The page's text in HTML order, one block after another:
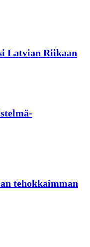
Latvian Riikaan
tehokkaimman